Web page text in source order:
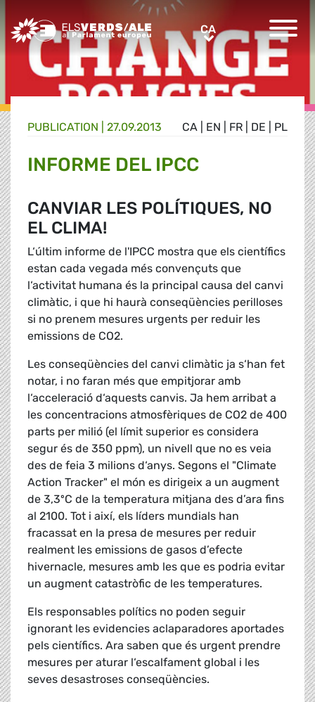
Greens/EFA Home CACA
CA EN FR DE PL
PUBLICATION | 27.09.2013
INFORME DEL IPCC
CANVIAR LES POLÍTIQUES, NO
EL CLIMA!
L‘últim informe de l'IPCC mostra que els científics
estan cada vegada més convençuts que
l‘activitat humana és la principal causa del canvi
climàtic, i que hi haurà conseqüències perilloses
si no prenem mesures urgents per reduir les
emissions de CO2.
Les conseqüències del canvi climàtic ja s‘han fet
notar, i no faran més que empitjorar amb
l‘acceleració d‘aquests canvis. Ja hem arribat a
les concentracions atmosfèriques de CO2 de 400
parts per milió (el límit superior es considera
segur és de 350 ppm), un nivell que no es veia
des de feia 3 milions d‘anys. Segons el "Climate
Action Tracker" el món es dirigeix a un augment
de 3,3ºC de la temperatura mitjana des d’ara fins
al 2100. Tot i així, els líders mundials han
fracassat en la presa de mesures per reduir
realment les emissions de gasos d’efecte
hivernacle, mesures amb les que es podria evitar
un augment catastròfic de les temperatures.
Els responsables polítics no poden seguir
ignorant les evidencies aclaparadores aportades
pels científics. Ara saben que és urgent prendre
mesures per aturar l‘escalfament global i les
seves desastroses conseqüències.